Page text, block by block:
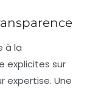
à la
explicites sur
expertise. Une